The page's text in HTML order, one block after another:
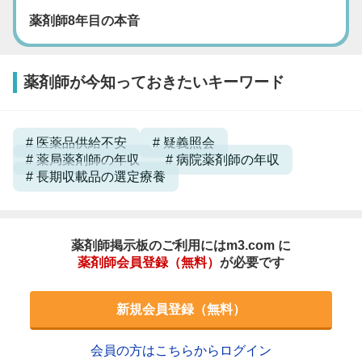
薬剤師8年目の本音
薬剤師が今知っておきたいキーワード
医薬品供給不安
疑義照会
薬局薬剤師の年収
病院薬剤師の年収
長期収載品の選定療養
薬剤師掲示板のご利用にはm3.com に
薬剤師会員登録（無料） が必要です
新規会員登録（無料）
会員の方はこちらからログイン